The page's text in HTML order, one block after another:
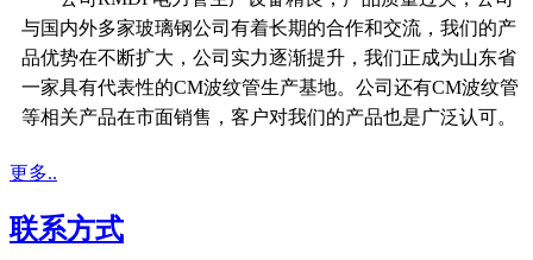
与国内外多家玻璃钢公司有着长期的合作和交流，我们的产
品优势在不断扩大，公司实力逐渐提升，我们正成为山东省
一家具有代表性的CM波纹管生产基地。公司还有CM波纹管
等相关产品在市面销售，客户对我们的产品也是广泛认可。
更多..
联系方式